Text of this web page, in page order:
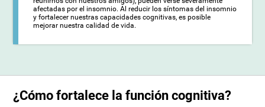
afectadas por el insomnio. Al reducir los síntomas del insomnio
y fortalecer nuestras capacidades cognitivas, es posible
mejorar nuestra calidad de vida.
¿Cómo fortalece la función cognitiva?